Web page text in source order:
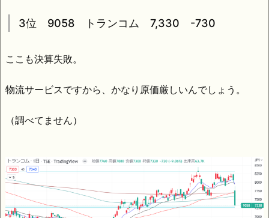
3位 9058 トランコム 7,330 -730
ここも決算失敗。
物流サービスですから、かなり原価厳しいんでしょう。
（調べてません）